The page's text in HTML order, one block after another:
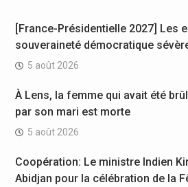
[France-Présidentielle 2027] Les
souveraineté démocratique
5 août 2026
À Lens, la femme qui avait été
par son mari est morte
5 août 2026
Coopération: Le ministre Indien
Abidjan pour la célébration de la